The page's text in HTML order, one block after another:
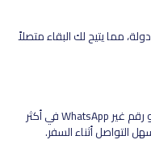
توفر سرعات إنترنت 5G فائقة في أكثر من 150 دولة، مما يتيح لك البقاء متصلاً
يمكنك إجراء مكالمات مباشرة لأي خط أرضي أو رقم غير WhatsApp في أكثر